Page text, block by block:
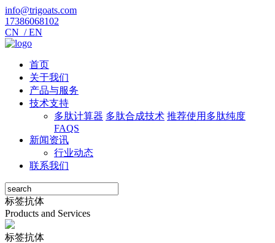
info@trigoats.com
17386068102
CN /EN
首页
关于我们
产品与服务
技术支持
多肽计算器 多肽合成技术 推荐使用多肽纯度
FAQS
新闻资讯
行业动态
联系我们
标签抗体
Products and Services
标签抗体